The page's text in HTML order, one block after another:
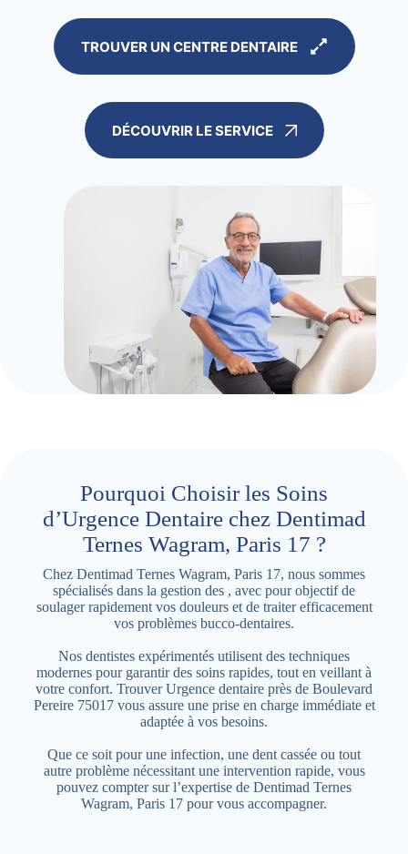
TROUVER UN CENTRE DENTAIRE
DÉCOUVRIR LE SERVICE
Pourquoi Choisir les Soins
d’Urgence Dentaire chez Dentimad
Ternes Wagram, Paris 17 ?
Chez Dentimad Ternes Wagram, Paris 17, nous sommes
spécialisés dans la gestion des , avec pour objectif de
soulager rapidement vos douleurs et de traiter efficacement
vos problèmes bucco-dentaires.
Nos dentistes expérimentés utilisent des techniques
modernes pour garantir des soins rapides, tout en veillant à
votre confort. Trouver Urgence dentaire près de Boulevard
Pereire 75017 vous assure une prise en charge immédiate et
adaptée à vos besoins.
Que ce soit pour une infection, une dent cassée ou tout
autre problème nécessitant une intervention rapide, vous
pouvez compter sur l’expertise de Dentimad Ternes
Wagram, Paris 17 pour vous accompagner.